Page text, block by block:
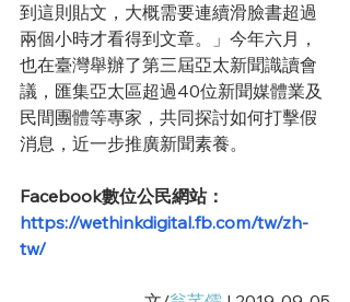
到這則貼文，大概需要連續滑臉書超過
兩個小時才看得到文章。」今年六月，
也在臺灣舉辦了第三屆亞太新聞識讀會
議，匯集亞太區超過40位新聞媒體業及
民間團體等專家，共同探討如何打擊假
消息，近一步推廣新聞素養。
Facebook數位公民網站：
https://wethinkdigital.fb.com/tw/zh-
tw/